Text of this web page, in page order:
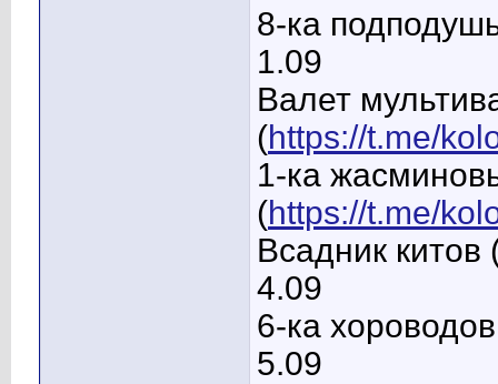
8-ка
1.09
Валет
(https://t.me/
1-ка
(https://t.me/
Всадник китов
4.09
6-ка
5.09